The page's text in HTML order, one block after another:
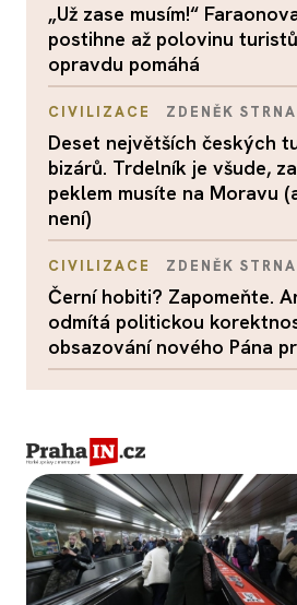
„Už zase musím!“
postihne až polovinu
opravdu pomáhá
CIVILIZACE ZDENĚK
Deset největších českých
bizárů. Trdelník je všude,
peklem musíte na Moravu
není)
CIVILIZACE ZDENĚK
Černí hobiti? Zapomeňte.
odmítá politickou
obsazování nového Pána